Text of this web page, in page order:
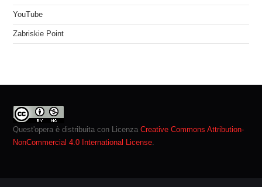
YouTube
Zabriskie Point
Quest'opera è distribuita con LicenzaCreative Commons Attribution-
NonCommercial 4.0 International License.